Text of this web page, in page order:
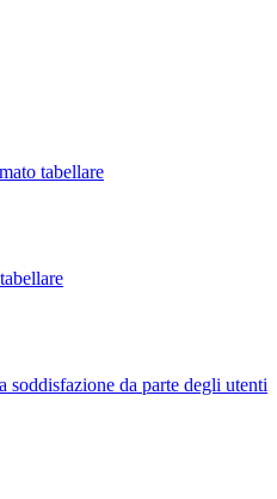
tabellare
soddisfazione da parte degli utenti